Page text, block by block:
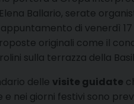
Ballario, serate
di venerdì
originali come il
sulla terrazza della
delle visite guidate
nei giorni festivi sono